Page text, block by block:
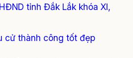
tỉnh Đắk Lắk khóa XI,
cử thành công tốt đẹp